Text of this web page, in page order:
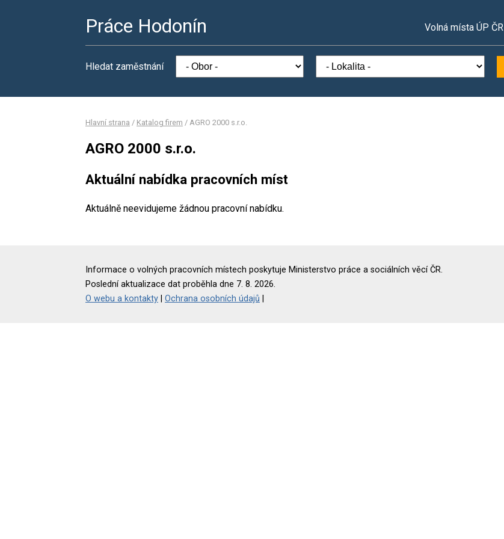
Práce Hodonín Volná místa ÚP ČR
Hledat zaměstnání
Hlavní strana / Katalog firem / AGRO 2000 s.r.o.
AGRO 2000 s.r.o.
Aktuální nabídka pracovních míst
Aktuálně neevidujeme žádnou pracovní nabídku.
Informace o volných pracovních místech poskytuje Ministerstvo práce a sociálních věcí ČR.
Poslední aktualizace dat proběhla dne 7. 8. 2026.
O webu a kontakty
Ochrana osobních údajů